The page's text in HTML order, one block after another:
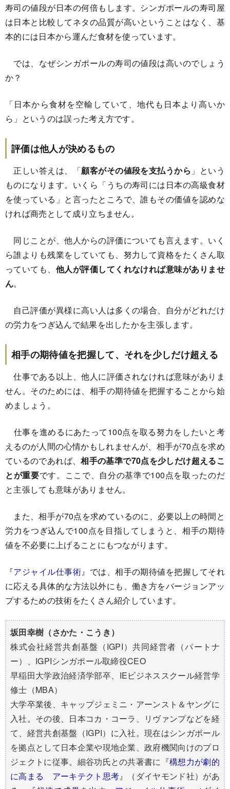
寿司の値段が日本の何倍もします。シンガポールの寿司屋
は日本と比較してネタの品質が高いということはなく、基
本的には日本から運んだ食材を使っています。
では、なぜシンガポールの寿司の値段は高いのでしょう
か？
「日本から食材を空輸していて、地代も日本より高いか
ら」というのは誤った考え方です。
評価は他人が決めるもの
正しい答えは、「顧客がその値段を支払うから 」という
ものになります。いくら「うちの寿司には日本の高級食材
を使っている」と言ったところで、誰もその価値を認めな
ければ商売として成り立ちません。
同じことが、他人からの評価についても言えます。いく
ら誰よりも残業をしていても、努力して資格をたくさん取
っていても、 他人が評価してくれなければ意味がありませ
ん。
自己評価が異様に高い人は多くの場合、自分がどれだけ
の労力をつぎ込んで結果を出したかを主張します。
相手の期待値を把握して、それを少しだけ超える
仕事である以上、他人に評価されなければ意味がありま
せん。そのためには、相手の期待値を把握することから始
めましょう。
仕事を進めるにあたって100点を取る努力をしたいと考
えるのが人間の心情かもしれませんが、相手が70点を求め
ているのであれば、相手の基準で70点を少しだけ超えるこ
とが重要です。ここで、自分の基準で100点を取ったのだ
と主張しても意味がありません。
また、相手が70点を求めているのに、必要以上の時間と
労力をつぎ込んで100点を目指してしまうと、相手の期待
値を不必要に上げることにもつながります。
『アジャイル仕事術』では、相手の期待値を把握してそれ
に応える具体的な方法以外にも、働き方をバージョンアッ
プするための技術をたくさん紹介しています。
坂田幸樹（さかた・こうき）
株式会社経営共創基盤（IGPI）共同経営者（パートナ
ー）、IGPIシンガポール取締役CEO
早稲田大学政治経済学部卒、IEビジネススクール経営学
修士（MBA）
大学卒業後、キャップジェミニ・アーンスト＆ヤングに
入社。その後、日本コカ・コーラ、リヴァンプなどを経
て、経営共創基盤（IGPI）に入社。現在はシンガポール
を拠点として日本企業や現地企業、政府機関向けのプロ
ジェクトに従事。細谷功氏との共著書に『構想力が劇的
に高まる アーキテクト思考』（ダイヤモンド社）があ